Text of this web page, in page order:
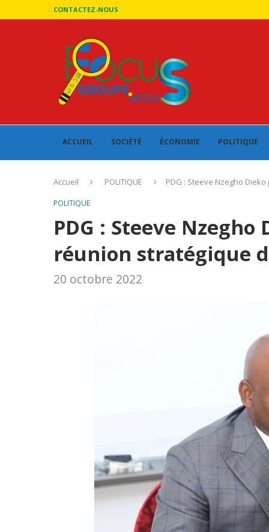
CONTACTEZ-NOUS
ACCUEIL SOCIÉTÉ ÉCONOMIE POLITIQUE
Accueil POLITIQUE PDG : Steeve Nzegho
POLITIQUE
PDG : Steeve
réunion stratégique
20 octobre 2022